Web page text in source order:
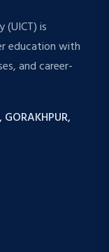
is
education with
and career-